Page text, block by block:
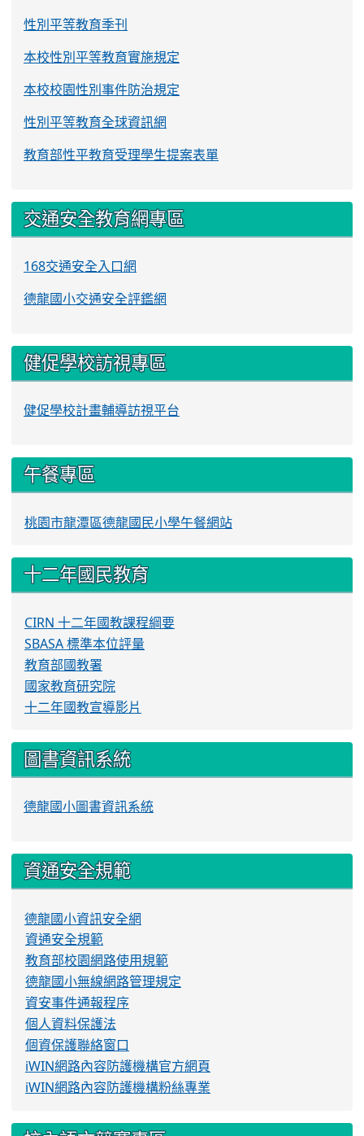
性別平等教育季刊
本校性別平等教育實施規定
本校校園性別事件防治規定
性別平等教育全球資訊網
教育部性平教育受理學生提案表單
交通安全教育網專區
168交通安全入口網
德龍國小交通安全評鑑網
健促學校訪視專區
健促學校計畫輔導訪視平台
午餐專區
桃園市龍潭區德龍國民小學午餐網站
十二年國民教育
CIRN 十二年國教課程綱要
SBASA 標準本位評量
教育部國教署
國家教育研究院
十二年國教宣導影片
圖書資訊系統
德龍國小圖書資訊系統
資通安全規範
德龍國小資訊安全網
資通安全規範
教育部校園網路使用規範
德龍國小無線網路管理規定
資安事件通報程序
個人資料保護法
個資保護聯絡窗口
iWIN網路內容防護機構官方網頁
iWIN網路內容防護機構粉絲專業